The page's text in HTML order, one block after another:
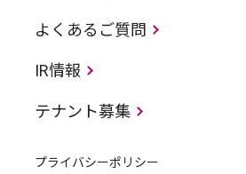
よくあるご質問
IR情報
テナント募集
プライバシーポリシー